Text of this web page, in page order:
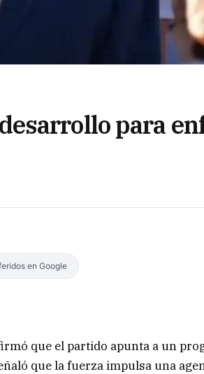
para
en Google
que el partido apunta a un
que la fuerza impulsa una